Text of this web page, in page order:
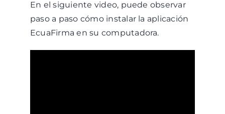
En el siguiente video, puede observar
paso a paso cómo instalar la aplicación
EcuaFirma en su computadora.